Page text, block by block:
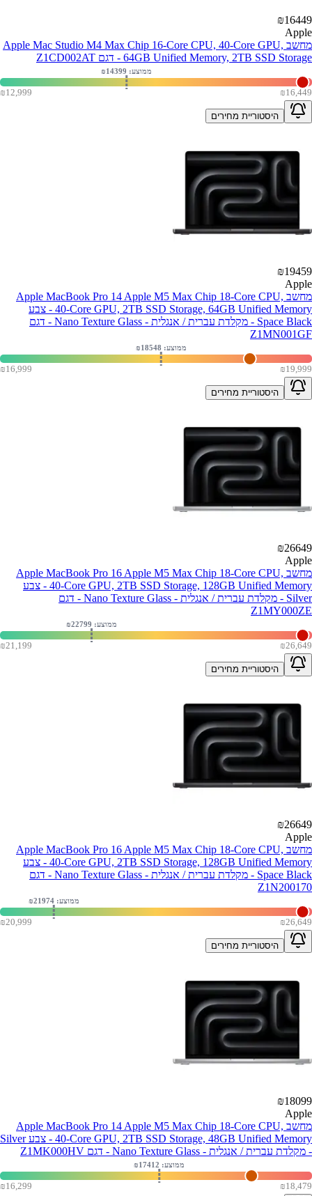
₪16449
Apple
מחשב Apple Mac Studio M4 Max Chip 16-Core CPU, 40-Core GPU,
64GB Unified Memory, 2TB SSD Storage - דגם Z1CD002AT
₪12,999 ₪16,449
ממוצע: ₪ 14399
היסטוריית מחירים
₪19459
Apple
מחשב Apple MacBook Pro 14 Apple M5 Max Chip 18-Core CPU,
40-Core GPU, 2TB SSD Storage, 64GB Unified Memory - צבע
Space Black - מקלדת עברית / אנגלית - Nano Texture Glass - דגם
Z1MN001GF
₪16,999 ₪19,999
ממוצע: ₪ 18548
היסטוריית מחירים
₪26649
Apple
מחשב Apple MacBook Pro 16 Apple M5 Max Chip 18-Core CPU,
40-Core GPU, 2TB SSD Storage, 128GB Unified Memory - צבע
Silver - מקלדת עברית / אנגלית - Nano Texture Glass - דגם
Z1MY000ZE
₪21,199 ₪26,649
ממוצע: ₪ 22799
היסטוריית מחירים
₪26649
Apple
מחשב Apple MacBook Pro 16 Apple M5 Max Chip 18-Core CPU,
40-Core GPU, 2TB SSD Storage, 128GB Unified Memory - צבע
Space Black - מקלדת עברית / אנגלית - Nano Texture Glass - דגם
Z1N200170
₪20,999 ₪26,649
ממוצע: ₪21974
היסטוריית מחירים
₪18099
Apple
מחשב Apple MacBook Pro 14 Apple M5 Max Chip 18-Core CPU,
40-Core GPU, 2TB SSD Storage, 48GB Unified Memory - צבע Silver
- מקלדת עברית / אנגלית - Nano Texture Glass - דגם Z1MK000HV
₪16,299 ₪18,479
ממוצע: ₪ 17412